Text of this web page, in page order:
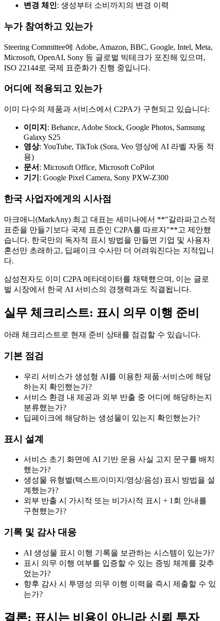
변경 체인: 생성부터 소비까지의 변경 이력
누가 참여하고 있는가
Steering Committee에 Adobe, Amazon, BBC, Google, Intel, Meta,
Microsoft, OpenAI, Sony 등 글로벌 빅테크가 포진해 있으며,
ISO 22144로 국제 표준화가 진행 중입니다.
어디에 적용되고 있는가
이미 다수의 제품과 서비스에서 C2PA가 구현되고 있습니다:
이미지 : Behance, Adobe Stock, Google Photos, Samsung
Galaxy S25
영상: YouTube, TikTok (Sora, Veo 영상에 AI 라벨 자동 적
용)
문서 : Microsoft Office, Microsoft CoPilot
기기 : Google Pixel Camera, Sony PXW-Z300
한국 사업자에게의 시사점
마크애니(MarkAny) 최고 대표는 세미나에서 **"갈라파고스적
표준을 만들기보다 국제 표준인 C2PA를 따르자"**고 제안했
습니다. 한국만의 독자적 표시 방법을 만들면 기업 및 사용자
혼선만 초래하고, 딥페이크 수사만 더 어려워진다는 지적입니
다.
삼성전자도 이미 C2PA 메타데이터를 채택했으며, 이는 글로
벌 시장에서 한국 AI 서비스의 경쟁력과도 직결됩니다.
실무 체크리스트: 표시 의무 이행 준비
아래 체크리스트로 현재 준비 상태를 점검할 수 있습니다.
기본 점검
우리 서비스가 생성형 AI를 이용한 제품·서비스에 해당
하는지 확인했는가?
서비스 환경 내 제공과 외부 반출 중 어디에 해당하는지
분류했는가?
딥페이크에 해당하는 생성물이 있는지 확인했는가?
표시 설계
서비스 초기 화면에 AI 기반 운용 사실 고지 문구를 배치
했는가?
생성물 유형별(텍스트/이미지/영상/음성) 표시 방법을 설
계했는가?
외부 반출 시 가시적 또는 비가시적 표시 + 1회 안내를
구현했는가?
기록 및 감사 대응
AI 생성물 표시 이행 기록을 보관하는 시스템이 있는가?
표시 의무 이행 여부를 입증할 수 있는 증빙 체계를 갖추
었는가?
향후 감사 시 투명성 의무 이행 이력을 즉시 제출할 수 있
는가?
결론: 표시는 비용이 아니라 신뢰 투자